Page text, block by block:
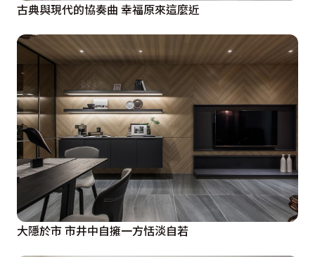
古典與現代的協奏曲 幸福原來這麼近
大隱於市 市井中自擁一方恬淡自若